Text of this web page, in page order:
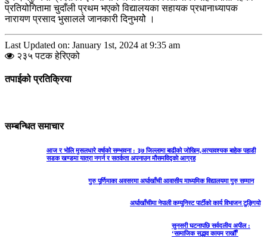
प्रतियोगितामा चुदाँली प्रथम भएको विद्यालयका सहायक प्रधानाध्यापक
नारायण प्रसाद भुसालले जानकारी दिनुभयोे ।
Last Updated on: January 1st, 2024 at 9:35 am
२३५ पटक हेरिएको
तपाईको प्रतिक्रिया
सम्बन्धित समाचार
आज र भोलि मुसलधारे वर्षाको सम्भावना : ३७ जिल्लामा बाढीको जोखिम,अत्यावश्यक बाहेक पहाडी
सडक खण्डमा यात्रा नगर्न र सतर्कता अपनाउन मौसमविद्काे आग्रह
गुरु पूर्णिमाका अवसरमा अर्घाखाँची आवासीय माध्यमिक विद्यालयमा गुरु सम्मान
अर्घाखाँचीमा नेपाली कम्युनिस्ट पार्टीको कार्य विभाजन टुङ्गियो
सुनसरी घटनापछि सर्वदलीय अपील :
‘सामाजिक सद्भाव कायम राखौँ’